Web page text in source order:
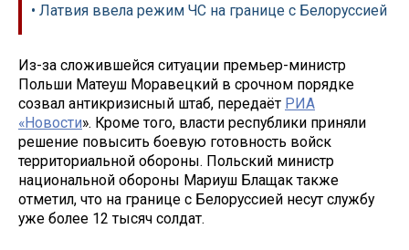
• Латвия ввела режим ЧС на границе с Белоруссией
Из-за сложившейся ситуации премьер-министр
Польши Матеуш Моравецкий в срочном порядке
созвал антикризисный штаб, передаёт РИА
«Новости». Кроме того, власти республики приняли
решение повысить боевую готовность войск
территориальной обороны. Польский министр
национальной обороны Мариуш Блащак также
отметил, что на границе с Белоруссией несут службу
уже более 12 тысяч солдат.